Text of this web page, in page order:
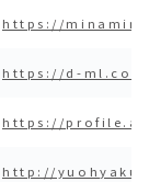
https://
https://d-
https://
http://